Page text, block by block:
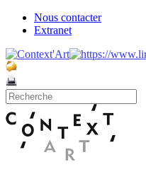
Nous contacter
Extranet